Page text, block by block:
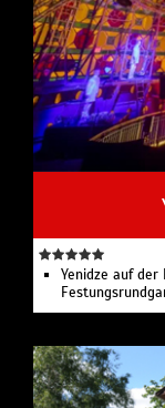
Yenidze auf der